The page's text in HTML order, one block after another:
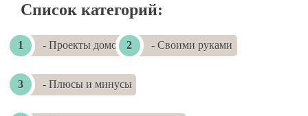
Список категорий:
- Проекты домов - Своими руками
- Плюсы и минусы